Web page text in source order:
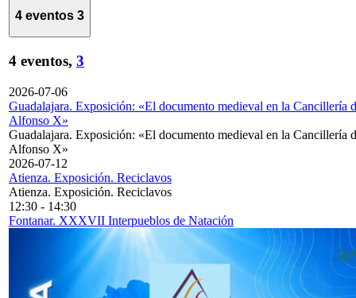
4 eventos 3
4 eventos, 3
2026-07-06
Guadalajara. Exposición: «El documento medieval en la Cancillería
Alfonso X»
Guadalajara. Exposición: «El documento medieval en la Cancillería
Alfonso X»
2026-07-12
Atienza. Exposición. Reciclavos
Atienza. Exposición. Reciclavos
12:30 - 14:30
Fontanar. XXXVII Interpueblos de Natación